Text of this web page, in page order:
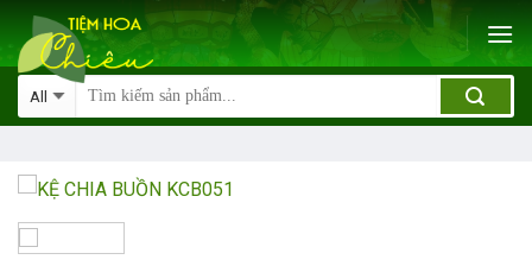
Skip
to
content